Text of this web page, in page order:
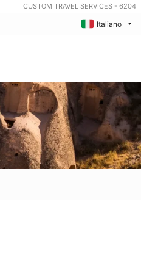
CUSTOM TRAVEL SERVICES - 6204
Italiano